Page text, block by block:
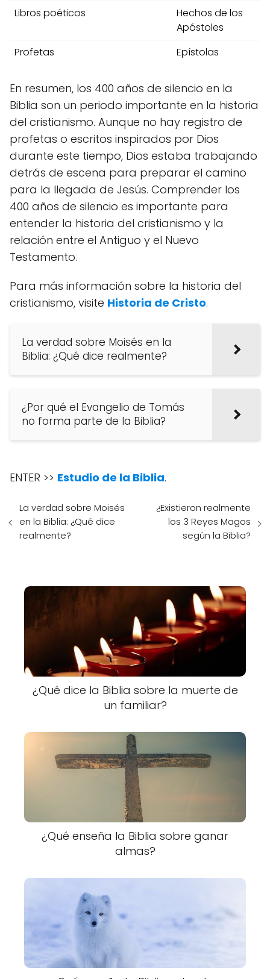
Libros poéticos
Hechos de los
Apóstoles
Profetas
Epístolas
En resumen, los 400 años de silencio en la
Biblia son un periodo importante en la historia
del cristianismo. Aunque no hay registro de
profetas o escritos inspirados por Dios
durante este tiempo, Dios estaba trabajando
detrás de escena para preparar el camino
para la llegada de Jesús. Comprender los
400 años de silencio es importante para
entender la historia del cristianismo y la
relación entre el Antiguo y el Nuevo
Testamento.
Para más información sobre la historia del
cristianismo, visite Historia de Cristo.
La verdad sobre Moisés en la
Biblia: ¿Qué dice realmente?
¿Por qué el Evangelio de Tomás
no forma parte de la Biblia?
ENTER >> Estudio de la Biblia.
La verdad sobre Moisés
en la Biblia: ¿Qué dice
realmente?
¿Existieron realmente
los 3 Reyes Magos
según la Biblia?
¿Qué dice la Biblia sobre la muerte de
un familiar?
¿Qué enseña la Biblia sobre ganar
almas?